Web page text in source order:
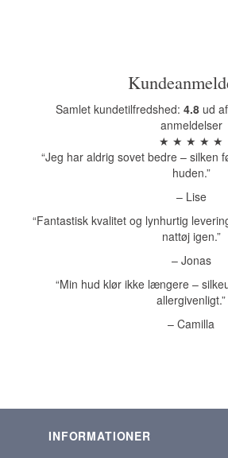
Samlet kundetilfredshed:4.8 ud
anmeldelser
★ ★ ★ ★ ★
“Jeg har aldrig sovet bedre – silken
huden.”
– Lise
“Fantastisk kvalitet og lynhurtig
nattøj igen.”
– Jonas
“Min hud klør ikke længere –
allergivenligt.”
– Camilla
INFORMATIONER